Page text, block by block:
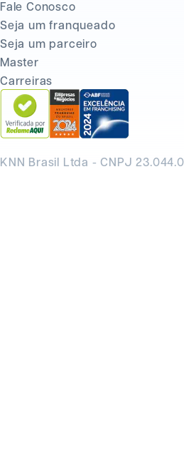
KNN Brasil Ltda - CNPJ
Fale Conosco
Seja um franqueado
Seja um parceiro
Master
Carreiras